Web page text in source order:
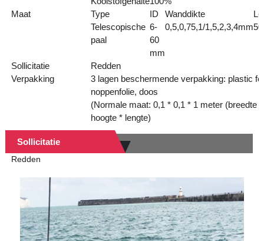
Maat
Type ID Wanddikte
Telescopische
paal
6-
60
mm
0,5,0,75,1/1,5,2,3,4mm50
Sollicitatie
Redden
Verpakking
3 lagen beschermende verpakking: plastic
noppenfolie, doos
(Normale maat: 0,1 * 0,1 * 1 meter (breedte *
hoogte * lengte)
Sollicitatie
Redden